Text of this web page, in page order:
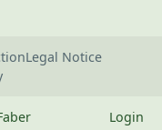
Legal Notice
Login